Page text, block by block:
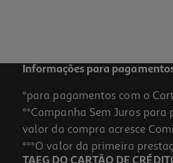
-20%
Informações para
*para pagamentos com o
**Campanha Sem Juros
valor da compra acresce
***O valor da primeira